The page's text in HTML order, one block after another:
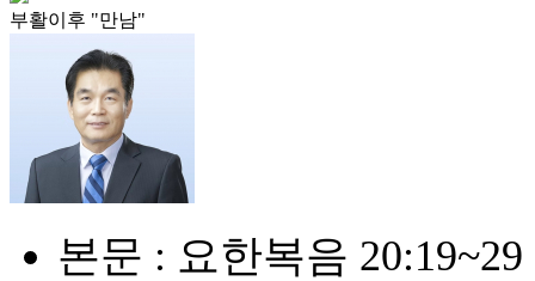
부활이후 "만남"
본문 : 요한복음 20:19~29